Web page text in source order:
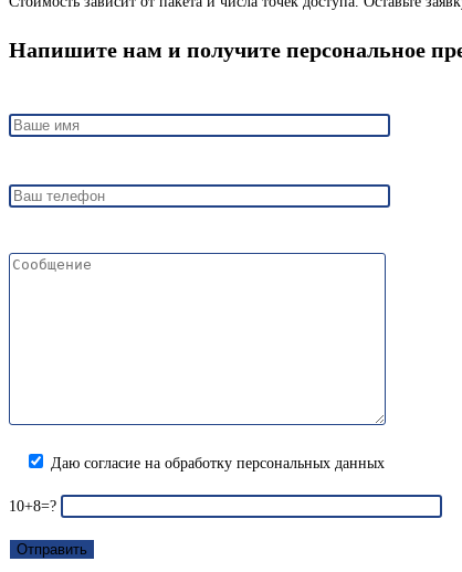
Напишите нам и получите персональное
Даю согласие на обработку персональных данных
10+8=?